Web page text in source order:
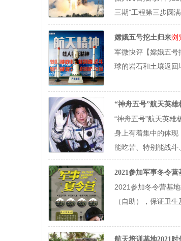
三期”工程第三步圆
嫦娥五号挖土归来浏
军微快评【嫦娥五号
球的岩石和土壤返回
“神舟五号”航天英雄
“神舟五号”航天英
身上有着集中的体现
能吃苦、特别能战斗
2021参加军事冬令营
2021参加冬令营基
（自助），保证卫
航天培训基地2021